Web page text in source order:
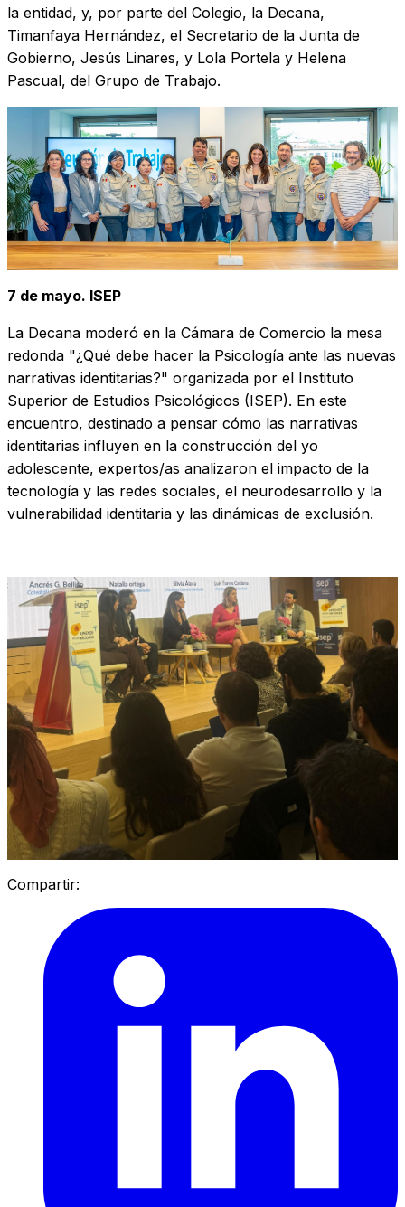
la entidad, y, por parte del Colegio, la Decana,
Timanfaya Hernández, el Secretario de la Junta de
Gobierno, Jesús Linares, y Lola Portela y Helena
Pascual, del Grupo de Trabajo.
7 de mayo. ISEP
La Decana moderó en la Cámara de Comercio la mesa
redonda "¿Qué debe hacer la Psicología ante las nuevas
narrativas identitarias?" organizada por el Instituto
Superior de Estudios Psicológicos (ISEP). En este
encuentro, destinado a pensar cómo las narrativas
identitarias influyen en la construcción del yo
adolescente, expertos/as analizaron el impacto de la
tecnología y las redes sociales, el neurodesarrollo y la
vulnerabilidad identitaria y las dinámicas de exclusión.
Compartir: